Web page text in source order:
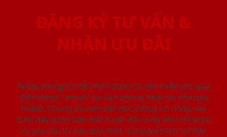
ĐĂNG KÝ TƯ VẤN &
NHẬN ƯU ĐÃI
Nhập thông tin để nhận được tư vấn miễn phí qua
điện thoại / email/ tại văn phòng hoặc tại nhà quý
khách. Chúng tôi cam kết mọi thông tin nhập vào
dưới đây được bảo mật tuyệt đối cũng như chỉ phục
vụ yêu cầu tư vấn duy nhất của quý khách tại đây.